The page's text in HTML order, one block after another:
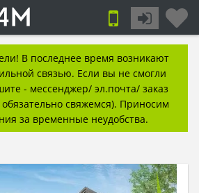
В последнее время возникают
связью. Если вы не смогли
- мессенджер/ эл.почта/ заказ
свяжемся). Приносим
за временные неудобства.